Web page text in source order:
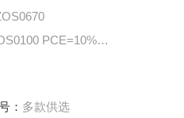
PCE=10%
）2OS0008CAS:1351389-94-1
： 多款供选